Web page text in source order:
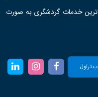
ترین خدمات گردشگری به صورت
تراول